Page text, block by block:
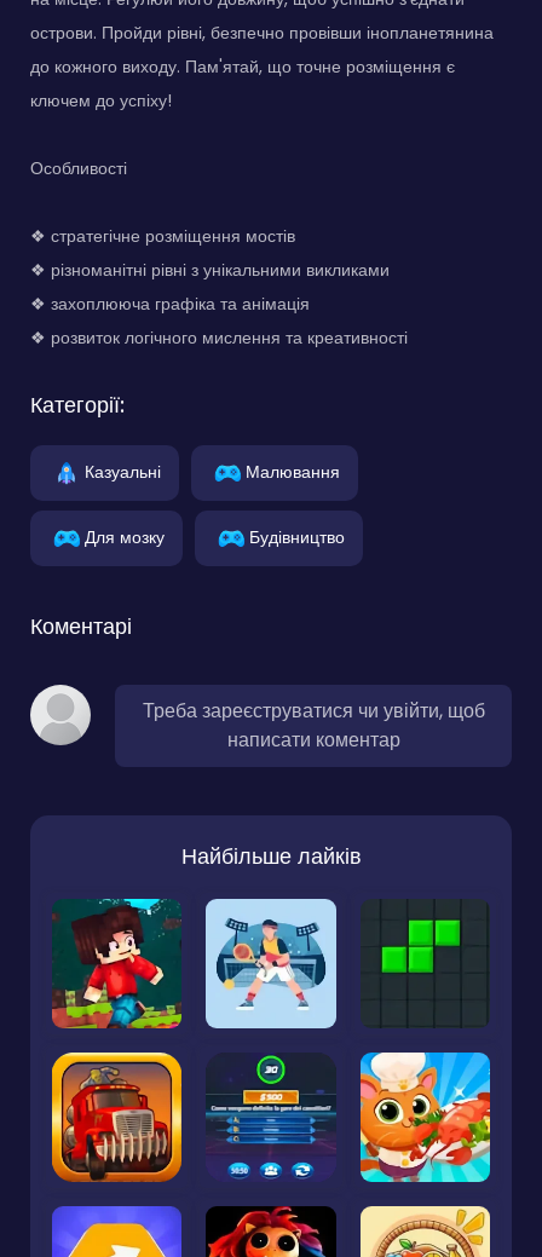
острови. Пройди рівні, безпечно провівши інопланетянина
до кожного виходу. Пам'ятай, що точне розміщення є
ключем до успіху!
Особливості
❖ стратегічне розміщення мостів
❖ різноманітні рівні з унікальними викликами
❖ захоплююча графіка та анімація
❖ розвиток логічного мислення та креативності
Категорії:
Казуальні Малювання
Для мозку Будівництво
Коментарі
Треба зареєструватися чи увійти, щоб
написати коментар
Найбільше лайків